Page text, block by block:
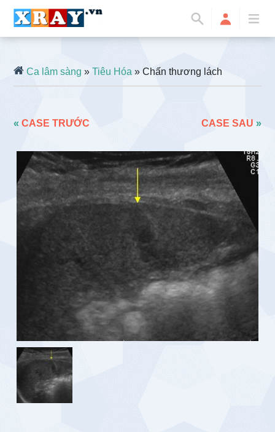
Ca lâm sàng »Tiêu Hóa » Chấn thương lách
«CASE TRƯỚC CASE SAU »